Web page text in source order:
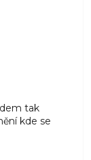
tak
kde se